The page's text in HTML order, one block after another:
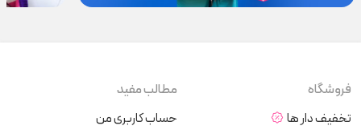
فروشگاه
تخفیف دار ها
مطالب مفید
حساب کاربری من